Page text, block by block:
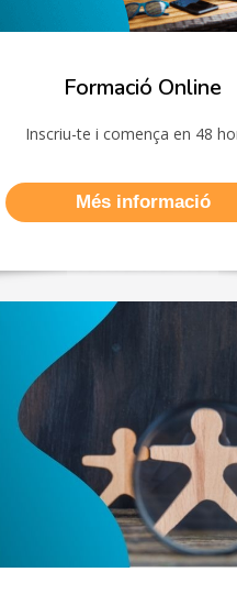
Formació Online
Inscriu-te i comença en 48
Més informació